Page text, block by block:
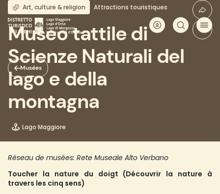
Aller
au
contenu
principal
Musées
Art, culture & religion Attractions touristiques
Museo tattile di
Scienze Naturali del
lago e della
montagna
Lago Maggiore
Réseau de musées: Rete Museale Alto Verbano
Toucher la nature du doigt (Découvrir la nature à
travers les cinq sens)